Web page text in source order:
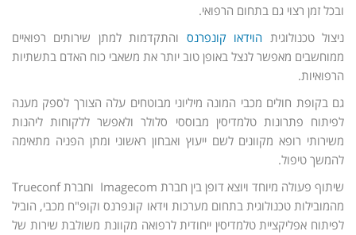
ובכל זמן רצוי גם בתחום הרפואי.
ניצול טכנולוגית הוידאו קונפרנס והתקדמות למתן שירותים רפואיים
ממוחשבים מאפשר לנצל באופן טוב יותר את משאבי כוח האדם בתשתיות
הרפואיות.
גם בקופת חולים מכבי המונה מיליוני מבוטחים עלה הצורך לספק מענה
לפיתוח פתרונות טלמדיסין מבוססי סלולר ולאפשר ללקוחות ליהנות
משירותי רופא מקוונים לשם ייעוץ ואבחון ראשוני ומתן הפניה מתאימה
להמשך טיפול.
שיתוף פעולה מיוחד ויוצא דופן בין חברת Imagecom וחברת Trueconf
מהמובילות טכנולוגית בתחום מערכות וידאו קונפרנס וקופ"ח מכבי, הוביל
לפיתוח אפליקציית טלמדיסין ייחודית לרפואה מקוונת משולבת שירות של